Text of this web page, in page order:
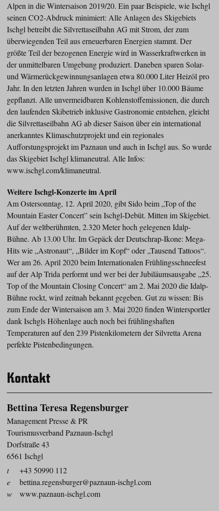
Alpen in die Wintersaison 2019/20. Ein paar Beispiele, wie Ischgl
seinen CO2-Abdruck minimiert: Alle Anlagen des Skigebiets
Ischgl betreibt die Silvrettaseilbahn AG mit Strom, der zum
überwiegenden Teil aus erneuerbaren Energien stammt. Der
größte Teil der bezogenen Energie wird in Wasserkraftwerken in
der unmittelbaren Umgebung produziert. Daneben sparen Solar-
und Wärmerückgewinnungsanlagen etwa 80.000 Liter Heizöl pro
Jahr. In den letzten Jahren wurden in Ischgl über 10.000 Bäume
gepflanzt. Alle unvermeidbaren Kohlenstoffemissionen, die durch
den laufenden Skibetrieb inklusive Gastronomie entstehen, gleicht
die Silvrettaseilbahn AG ab dieser Saison über ein international
anerkanntes Klimaschutzprojekt und ein regionales
Aufforstungsprojekt im Paznaun und auch in Ischgl aus. So wurde
das Skigebiet Ischgl klimaneutral. Alle Infos:
www.ischgl.com/klimaneutral.
Weitere Ischgl-Konzerte im April
Am Ostersonntag, 12. April 2020, gibt Sido beim „Top of the
Mountain Easter Concert” sein Ischgl-Debüt. Mitten im Skigebiet.
Auf der weltberühmten, 2.320 Meter hoch gelegenen Idalp-
Bühne. Ab 13.00 Uhr. Im Gepäck der Deutschrap-Ikone: Mega-
Hits wie „Astronaut“, „Bilder im Kopf“ oder „Tausend Tattoos“.
Wer am 26. April 2020 beim Internationalen Frühlingsschneefest
auf der Alp Trida performt und wer bei der Jubiläumsausgabe „25.
Top of the Mountain Closing Concert“ am 2. Mai 2020 die Idalp-
Bühne rockt, wird zeitnah bekannt gegeben. Gut zu wissen: Bis
zum Ende der Wintersaison am 3. Mai 2020 finden Wintersportler
dank Ischgls Höhenlage auch noch bei frühlingshaften
Temperaturen auf den 239 Pistenkilometern der Silvretta Arena
perfekte Pistenbedingungen.
Kontakt
Bettina Teresa Regensburger
Management Presse & PR
Tourismusverband Paznaun-Ischgl
Dorfstraße 43
6561 Ischgl
t
+43 50990 112
e
bettina.regensburger@paznaun-ischgl.com
w
www.paznaun-ischgl.com